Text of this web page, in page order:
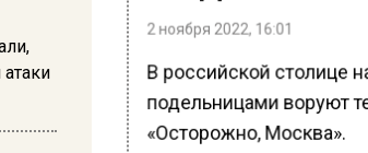
2 ноября 2022, 16:01
В российской столице
подельницами воруют
«Осторожно, Москва».